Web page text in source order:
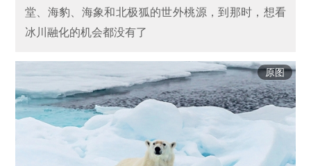
堂、海豹、海象和北极狐的世外桃源，到那时，想看
冰川融化的机会都没有了
原图